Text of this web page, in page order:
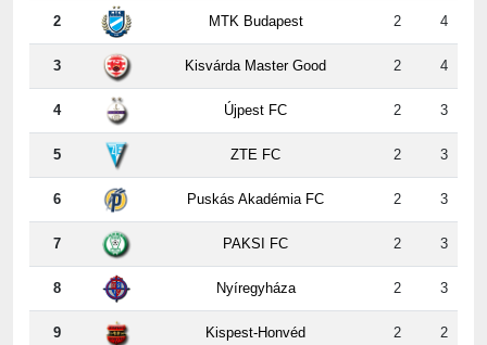
3 Kisvárda Master Good 2 4
4 Újpest FC 2 3
5 ZTE FC 2 3
6 Puskás Akadémia FC 2 3
7 PAKSI FC 2 3
8 Nyíregyháza 2 3
9 Kispest-Honvéd 2 2
10 Vasas 2 2